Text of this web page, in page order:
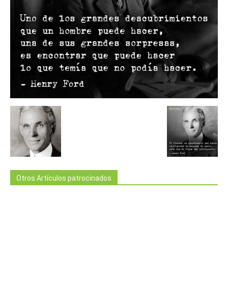
Otros Artículos patrocinados